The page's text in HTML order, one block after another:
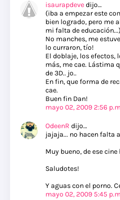
isaurapdevedijo…
(iba a empezar este
bien logrado, pero me
mi falta de educación...)
No manches, me
lo curraron, tío!
El doblaje, los efectos,
más, me cae. Lástima
de 3D.. jo..
En fin, que forma de
cae.
Buen fin Dan!
mayo 02, 2009 2:56
OdeenR dijo…
jajaja... no hacen falta
Muy bueno, de ese
Saludotes!
Y aguas con el porno.
mayo 02, 2009 5:45